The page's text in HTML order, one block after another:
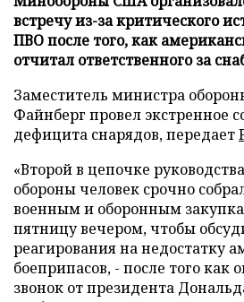
встречу из-за критического
ПВО после того, как
отчитал ответственного за
Заместитель министра
Файнберг провел экстренное
дефицита снарядов, передает
«Второй в цепочке
обороны человек срочно
военным и оборонным
пятницу вечером, чтобы
реагирования на недостатку
боеприпасов, - после того как
звонок от президента